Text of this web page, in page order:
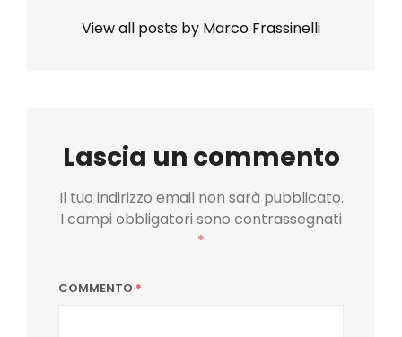
View all posts by Marco Frassinelli
Lascia un commento
Il tuo indirizzo email non sarà pubblicato.
I campi obbligatori sono contrassegnati
*
COMMENTO *